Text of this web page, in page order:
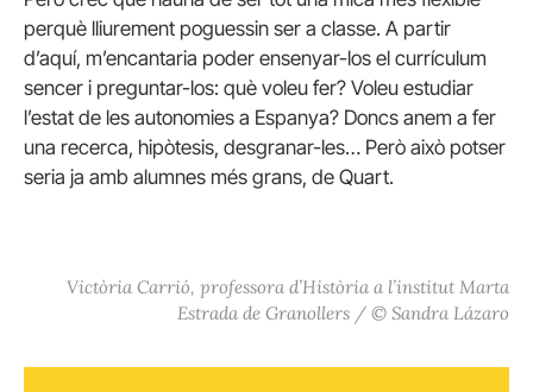
perquè lliurement poguessin ser a classe. A partir
d’aquí, m’encantaria poder ensenyar-los el currículum
sencer i preguntar-los: què voleu fer? Voleu estudiar
l’estat de les autonomies a Espanya? Doncs anem a fer
una recerca, hipòtesis, desgranar-les… Però això potser
seria ja amb alumnes més grans, de Quart.
Victòria Carrió, professora d’Història a l’institut Marta
Estrada de Granollers / © Sandra Lázaro